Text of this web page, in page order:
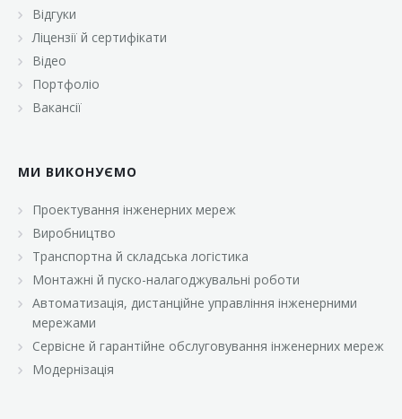
«ВК Експресс»
«Класс»
«Континент»
«Малинка»
«Марс»
«Оптовичок»
Відгуки
Ліцензії й сертифікати
Відео
Портфоліо
Вакансії
МИ ВИКОНУЄМО
Проектування інженерних мереж
Виробництво
Транспортна й складська логістика
Монтажні й пуско-налагоджувальні роботи
Автоматизація, дистанційне управління інженерними
мережами
Сервісне й гарантійне обслуговування інженерних мереж
Модернізація